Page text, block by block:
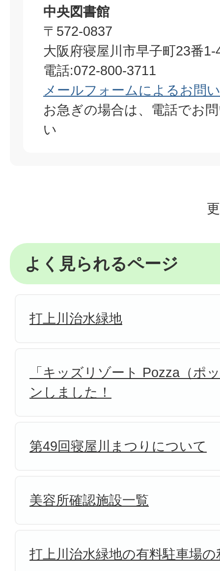
中央図書館
〒572-0837
大阪府寝屋川市早子町23番1-
電話:072-800-3711
メールフォームによるお問
お急ぎの場合は、電話でお
い
よく見られるページ
打上川治水緑地
「キッズリゾート Pozza（ポ
ンしました！
第49回寝屋川まつりについて
美容所確認施設一覧
打上川治水緑地の有料駐車場